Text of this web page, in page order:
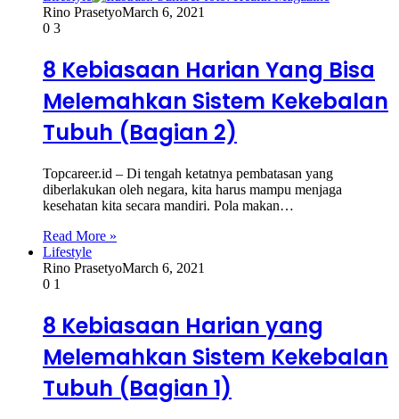
Rino PrasetyoMarch 6, 2021
0 3
8 Kebiasaan Harian Yang Bisa
Melemahkan Sistem Kekebalan
Tubuh (Bagian 2)
Topcareer.id – Di tengah ketatnya pembatasan yang
diberlakukan oleh negara, kita harus mampu menjaga
kesehatan kita secara mandiri. Pola makan…
Read More »
Lifestyle
Rino PrasetyoMarch 6, 2021
0 1
8 Kebiasaan Harian yang
Melemahkan Sistem Kekebalan
Tubuh (Bagian 1)